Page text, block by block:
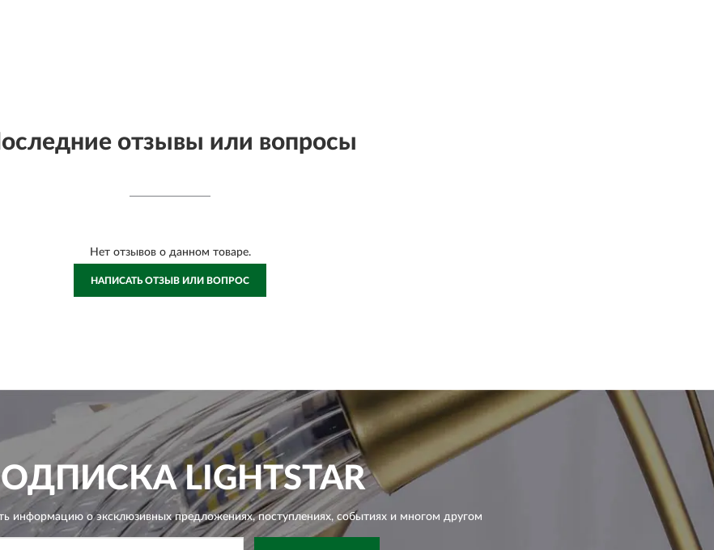
отзывы или вопросы
Нет отзывов о данном товаре.
НАПИСАТЬ ОТЗЫВ ИЛИ ВОПРОС
LIGHTSTAR
информацию о эксклюзивных предложениях,поступлениях, событиях и многом другом